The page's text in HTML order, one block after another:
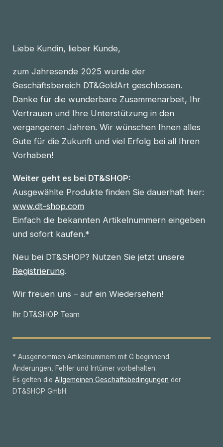
Liebe Kundin, lieber Kunde,
zum Jahresende 2025 wurde der
Geschäftsbereich DT&GoldArt geschlossen.
Danke für die wunderbare Zusammenarbeit, Ihr
Vertrauen und Ihre Unterstützung in den
vergangenen Jahren. Wir wünschen Ihnen alles
Gute für die Zukunft und viel Erfolg bei all Ihren
Vorhaben!
Weiter geht es bei DT&SHOP:
Ausgewählte Produkte finden Sie dauerhaft hier:
www.dt-shop.com
Einfach die bekannten Artikelnummern eingeben
und sofort kaufen.*
Neu bei DT&SHOP? Nutzen Sie jetzt unsere
Registrierung.
Wir freuen uns – auf ein Wiedersehen!
Ihr DT&SHOP Team
* Ausgenommen Artikelnummern mit G beginnend.
Änderungen, Fehler und Irrtümer vorbehalten.
Es gelten die Allgemeinen Geschäftsbedingungen der
DT&SHOP GmbH.